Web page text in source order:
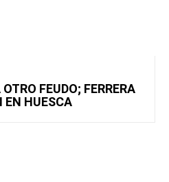
FEUDO; FERRERA
EN HUESCA